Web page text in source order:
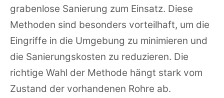
grabenlose Sanierung zum Einsatz. Diese
Methoden sind besonders vorteilhaft, um die
Eingriffe in die Umgebung zu minimieren und
die Sanierungskosten zu reduzieren. Die
richtige Wahl der Methode hängt stark vom
Zustand der vorhandenen Rohre ab.